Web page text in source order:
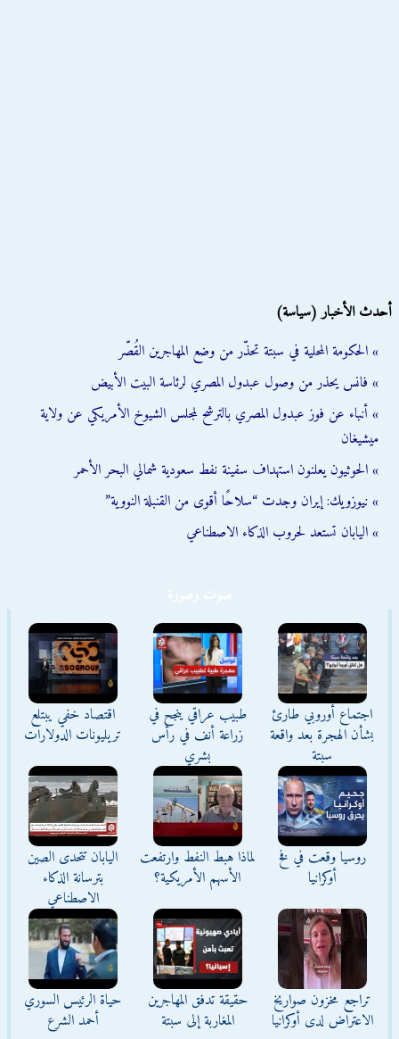
أحدث الأخبار (سياسة)
» الحكومة المحلية في سبتة تحذّر من وضع المهاجرين القُصّر
» فانس يحذر من وصول عبدول المصري لرئاسة البيت الأبيض
» أنباء عن فوز عبدول المصري بالترشح لمجلس الشيوخ الأمريكي عن ولاية
ميشيغان
» الحوثيون يعلنون استهداف سفينة نفط سعودية شمالي البحر الأحمر
» نيوزويك: إيران وجدت “سلاحًا أقوى من القنبلة النووية”
» اليابان تستعد لحروب الذكاء الاصطناعي
اجتماع أوروبي طارئ
بشأن الهجرة بعد واقعة
سبتة
طبيب عراقي ينجح في
زراعة أنف في رأس
بشري
اقتصاد خفي يبتلع
تريليونات الدولارات
روسيا وقعت في فخ
أوكرانيا
لماذا هبط النفط وارتفعت
الأسهم الأمريكية؟
اليابان تتحدى الصين
بترسانة الذكاء
الاصطناعي
تراجع مخزون صواريخ
الاعتراض لدى أوكرانيا
حقيقة تدفق المهاجرين
المغاربة إلى سبتة
حياة الرئيس السوري
أحمد الشرع